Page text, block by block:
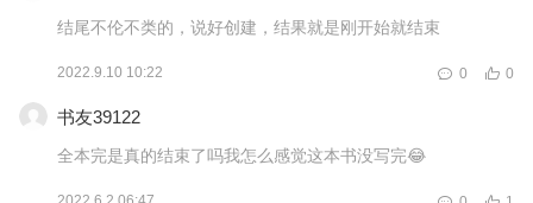
结尾不伦不类的，说好创建，结果就是刚开始就结束
2022.9.10 10:22 0
0
书友39122
全本完是真的结束了吗我怎么感觉这本书没写完😂